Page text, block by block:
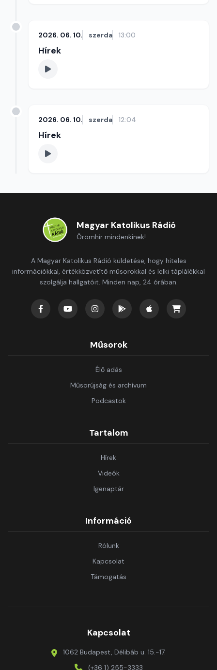
2026. 06. 10. szerda 13:00
Hírek
2026. 06. 10. szerda 12:04
Hírek
Magyar Katolikus Rádió
Örömhír mindenkinek!
A Magyar Katolikus Rádió küldetése, hogy hiteles
információkkal, értékközvetítő műsorokkal és lelki táplálékkal
szolgálja hallgatóit. Minden nap, 24 órában.
Műsorok
Élő adás
Műsorújság és archívum
Podcastok
Tartalom
Hírek
Videók
Igenaptár
Információ
Rólunk
Kapcsolat
Támogatás
Kapcsolat
1062 Budapest, Délibáb u. 15.-17.
(+36 1) 255-3333